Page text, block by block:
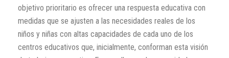
objetivo prioritario es ofrecer una respuesta educativa con
medidas que se ajusten a las necesidades reales de los
niños y niñas con altas capacidades de cada uno de los
centros educativos que, inicialmente, conforman esta visión